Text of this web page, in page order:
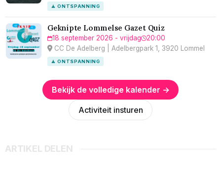
🧘 ONTSPANNING
Geknipte Lommelse Gazet Quiz
18 september 2026 - vrijdag
20:00
CC De Adelberg | Adelbergpark 1, 3920 Lommel
🧘 ONTSPANNING
Bekijk de volledige kalender →
Activiteit insturen
ARTIKEL DELEN